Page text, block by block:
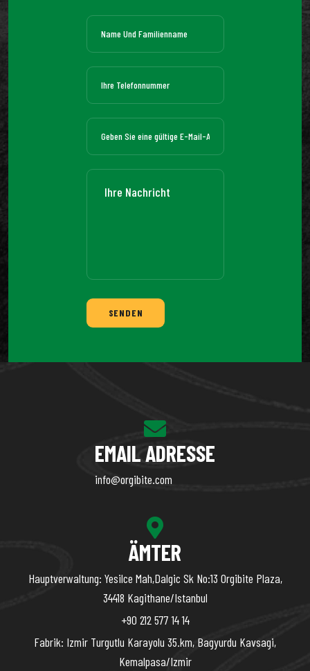
SENDEN
EMAIL ADRESSE
info@orgibite.com
ÄMTER
Hauptverwaltung: Yesilce Mah,Dalgic Sk No:13 Orgibite Plaza,
34418 Kagithane/Istanbul
+90 212 577 14 14
Fabrik: Izmir Turgutlu Karayolu 35.km, Bagyurdu Kavsagi,
Kemalpasa/Izmir